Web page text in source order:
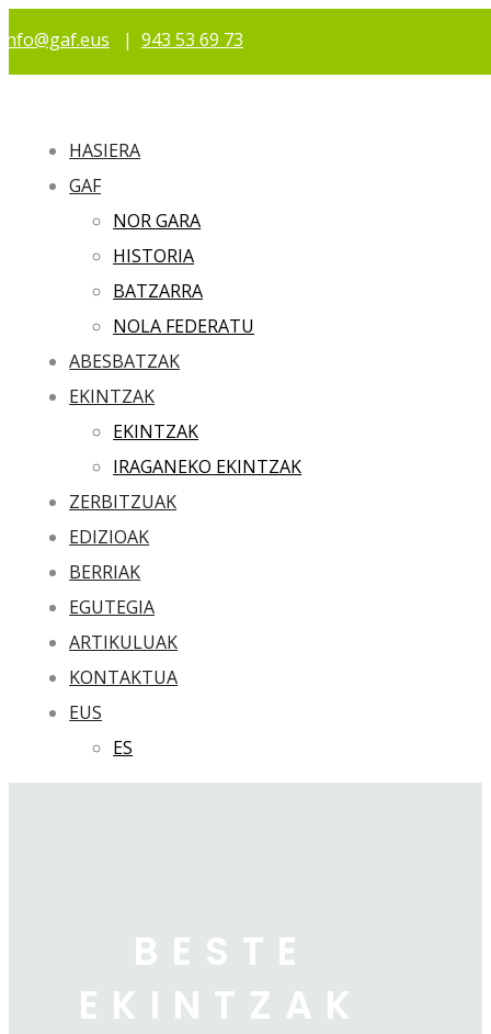
info@gaf.eus | 943 53 69 73
HASIERA
GAF
NOR GARA
HISTORIA
BATZARRA
NOLA FEDERATU
ABESBATZAK
EKINTZAK
EKINTZAK
IRAGANEKO EKINTZAK
ZERBITZUAK
EDIZIOAK
BERRIAK
EGUTEGIA
ARTIKULUAK
KONTAKTUA
EUS
ES
BESTE
EKINTZAK